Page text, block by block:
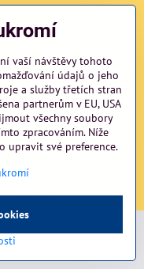
ochrany soukromí
vaší návštěvy tohoto
údajů o jeho
a služby třetích stran
partnerům v EU, USA
všechny soubory
zpracováním. Níže
upravit své preference.